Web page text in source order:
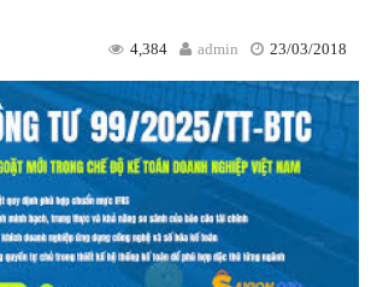
23/03/2018
admin
4,384